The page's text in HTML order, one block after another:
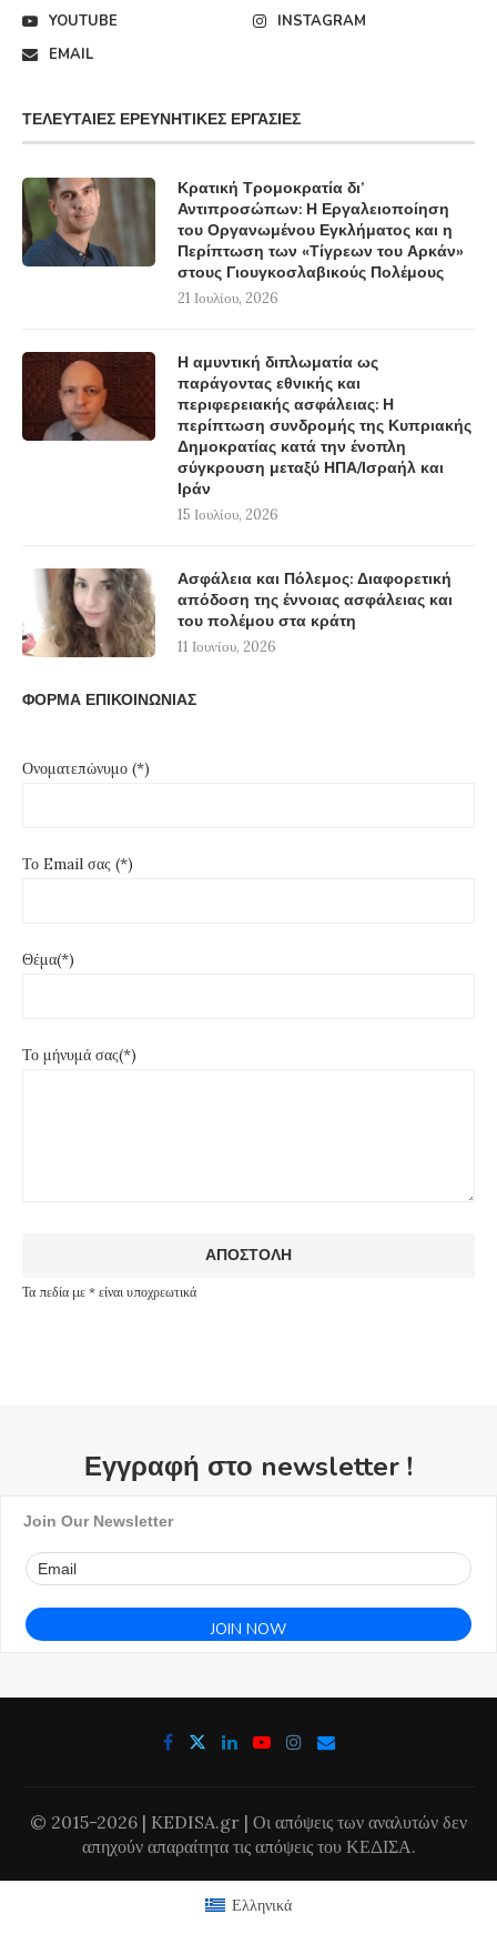
YOUTUBE
INSTAGRAM
EMAIL
ΤΕΛΕΥΤΑΊΕΣ ΕΡΕΥΝΗΤΙΚΈΣ ΕΡΓΑΣΊΕΣ
Κρατική Τρομοκρατία δι’
Αντιπροσώπων: Η Εργαλειοποίηση
του Οργανωμένου Εγκλήματος και η
Περίπτωση των «Τίγρεων του Αρκάν»
στους Γιουγκοσλαβικούς Πολέμους
21 Ιουλίου, 2026
Η αμυντική διπλωματία ως
παράγοντας εθνικής και
περιφερειακής ασφάλειας: Η
περίπτωση συνδρομής της Κυπριακής
Δημοκρατίας κατά την ένοπλη
σύγκρουση μεταξύ ΗΠΑ/Ισραήλ και
Ιράν
15 Ιουλίου, 2026
Ασφάλεια και Πόλεμος: Διαφορετική
απόδοση της έννοιας ασφάλειας και
του πολέμου στα κράτη
11 Ιουνίου, 2026
ΦΟΡΜΑ ΕΠΙΚΟΙΝΩΝΙΑΣ
Ονοματεπώνυμο (*)
Το Email σας (*)
Θέμα(*)
Το μήνυμά σας(*)
Τα πεδία με * είναι υποχρεωτικά
Εγγραφή στο newsletter !
Join Our Newsletter
© 2015-2026 | KEDISA.gr | Οι απόψεις των αναλυτών δεν
απηχούν απαραίτητα τις απόψεις του ΚΕΔΙΣΑ.
Ελληνικά